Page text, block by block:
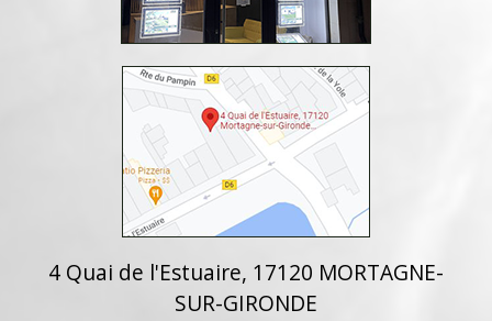
4 Quai de l'Estuaire, 17120 MORTAGNE-
SUR-GIRONDE